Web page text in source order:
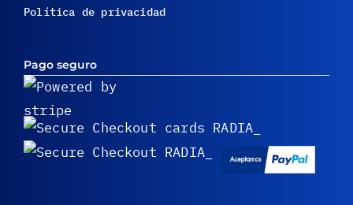
Política de privacidad
Pago seguro